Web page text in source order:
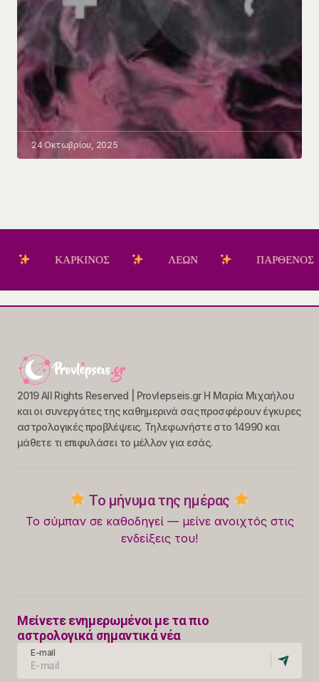
24 Οκτωβρίου, 2025
ΚΑΡΚΙΝΟΣ ΛΕΩΝ ΠΑΡΘΕΝΟΣ
2019 All Rights Reserved | Provlepseis.gr Η Μαρία Μιχαήλου
και οι συνεργάτες της καθημερινά σας προσφέρουν έγκυρες
αστρολογικές προβλέψεις. Τηλεφωνήστε στο 14990 και
μάθετε τι επιφυλάσει το μέλλον για εσάς.
Το μήνυμα της ημέρας
Το σύμπαν σε καθοδηγεί — μείνε ανοιχτός στις
ενδείξεις του!
Μείνετε ενημερωμένοι με τα πιο
αστρολογικά σημαντικά νέα
E-mail